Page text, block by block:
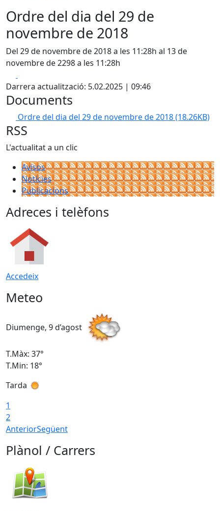
Ordre del dia del 29 de
novembre de 2018
Del 29 de novembre de 2018 a les 11:28h al 13 de
novembre de 2298 a les 11:28h
Darrera actualització: 5.02.2025 | 09:46
Documents
Ordre del dia del 29 de novembre de 2018(18.26KB)
RSS
L'actualitat a un clic
Avisos
Notícies
Publicacions
Adreces i telèfons
Accedeix
Meteo
Diumenge, 9 d’agost
T.Màx: 37°
T.Min: 18°
Tarda
1
2
AnteriorSegüent
Plànol / Carrers